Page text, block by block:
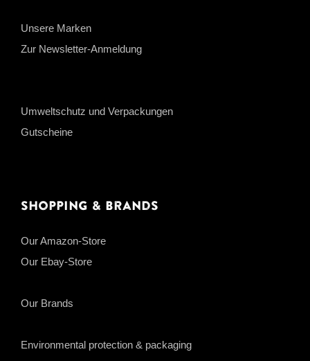
Unsere Marken
Zur Newsletter-Anmeldung
Umweltschutz und Verpackungen
Gutscheine
Shopping & Brands
Our Amazon-Store
Our Ebay-Store
Our Brands
Environmental protection & packaging